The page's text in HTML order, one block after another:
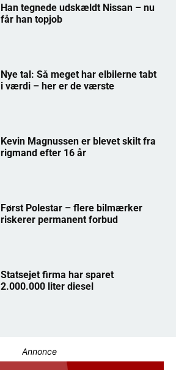
Han tegnede udskældt Nissan – nu
får han topjob
Nye tal: Så meget har elbilerne tabt
i værdi – her er de værste
Kevin Magnussen er blevet skilt fra
rigmand efter 16 år
Først Polestar – flere bilmærker
riskerer permanent forbud
Statsejet firma har sparet
2.000.000 liter diesel
Annonce